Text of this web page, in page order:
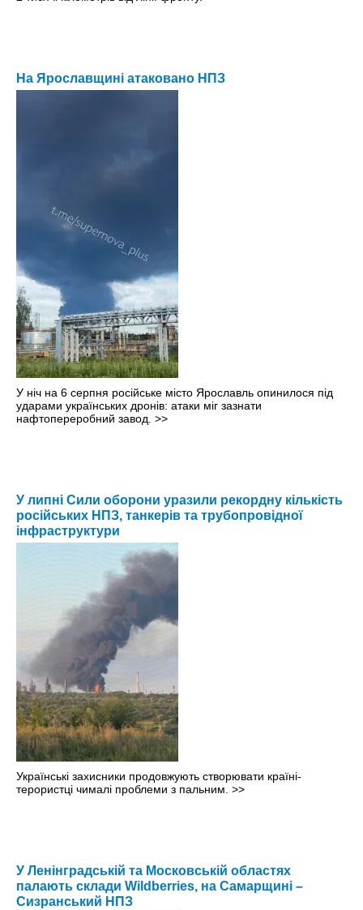
На Ярославщині атаковано НПЗ
У ніч на 6 серпня російське місто Ярославль опинилося під
ударами українських дронів: атаки міг зазнати
нафтопереробний завод. >>
У липні Сили оборони уразили рекордну кількість
російських НПЗ, танкерів та трубопровідної
інфраструктури
Українські захисники продовжують створювати країні-
терористці чималі проблеми з пальним. >>
У Ленінградській та Московській областях
палають склади Wildberries, на Самарщині –
Сизранський НПЗ